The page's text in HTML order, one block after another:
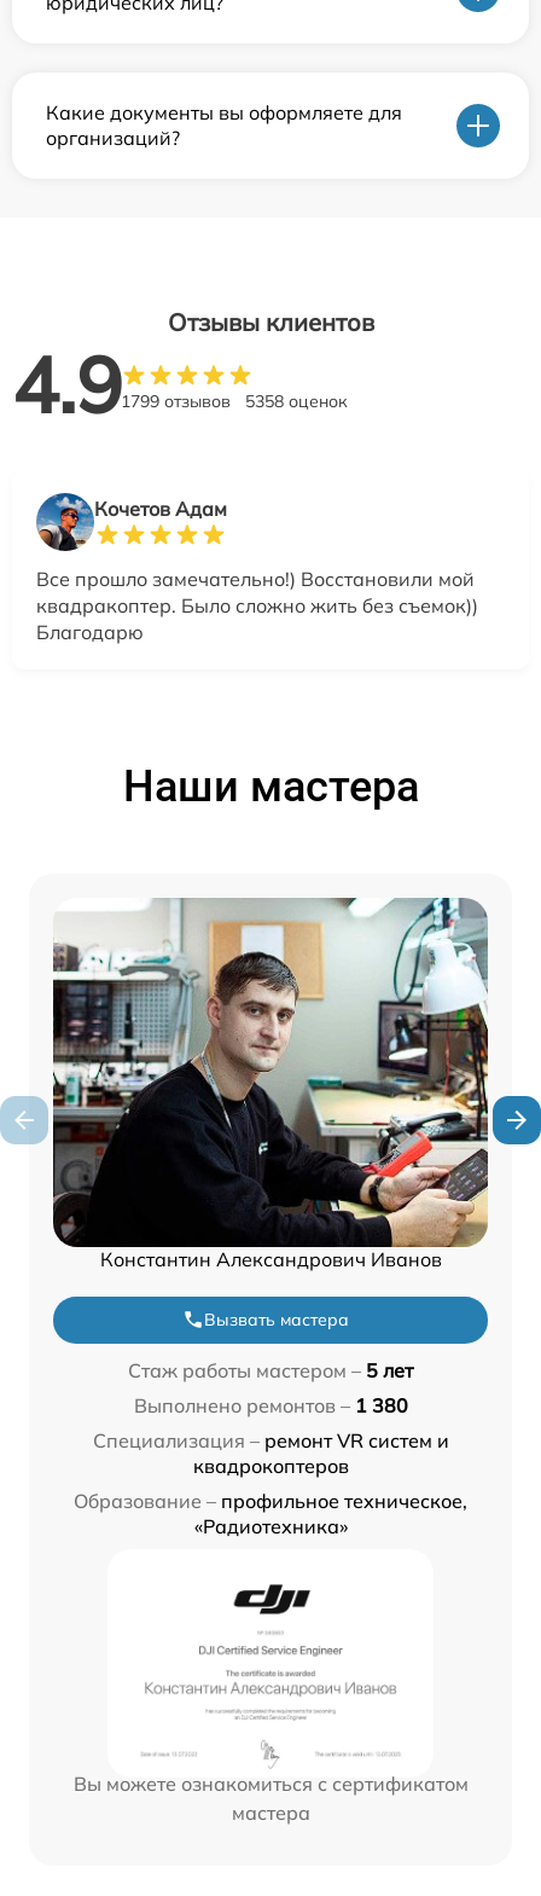
Какие документы вы оформляете для
организаций?
Отзывы клиентов
4.91799 отзывов 5358 оценок
Кочетов Адам
Все прошло замечательно!) Восстановили мой
квадракоптер. Было сложно жить без съемок))
Благодарю
Наши мастера
Константин Александрович Иванов
Вызвать мастера
Стаж работы мастером – 5 лет
Выполнено ремонтов – 1 380
Специализация – ремонт VR систем и
квадрокоптеров
Образование – профильное техническое,
«Радиотехника»
Вы можете ознакомиться с сертификатом
мастера